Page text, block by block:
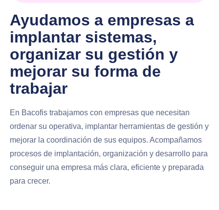
Ayudamos a empresas a
implantar sistemas,
organizar su gestión y
mejorar su forma de
trabajar
En Bacofis trabajamos con empresas que necesitan
ordenar su operativa, implantar herramientas de gestión y
mejorar la coordinación de sus equipos. Acompañamos
procesos de implantación, organización y desarrollo para
conseguir una empresa más clara, eficiente y preparada
para crecer.